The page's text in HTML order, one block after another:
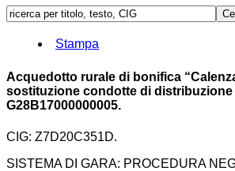
Stampa
Acquedotto rurale di bonifica
sostituzione condotte di distribuzione
G28B17000000005.
CIG: Z7D20C351D.
SISTEMA DI GARA: PROCEDURA